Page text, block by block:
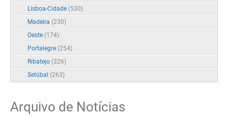
Lisboa-Cidade (530)
Madeira (230)
Oeste (174)
Portalegre (254)
Ribatejo (326)
Setúbal (263)
Arquivo de Notícias